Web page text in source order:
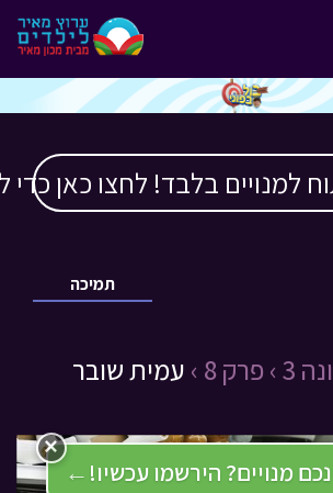
למנויים בלבד! לחצו כאן כדי
תמיכה
3 › פרק 8 ›
עמית שובר
מנויים? הירשמו עכשיו! ←
×